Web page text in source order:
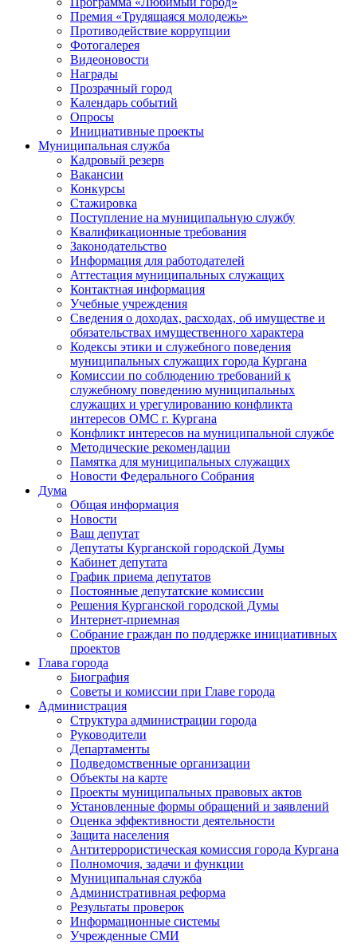
Премия «Трудящаяся молодежь»
Противодействие коррупции
Фотогалерея
Видеоновости
Награды
Прозрачный город
Календарь событий
Опросы
Инициативные проекты
Муниципальная служба
Кадровый резерв
Вакансии
Конкурсы
Стажировка
Поступление на муниципальную службу
Квалификационные требования
Законодательство
Информация для работодателей
Аттестация муниципальных служащих
Контактная информация
Учебные учреждения
Сведения о доходах, расходах, об имуществе и
обязательствах имущественного характера
Кодексы этики и служебного поведения
муниципальных служащих города Кургана
Комиссии по соблюдению требований к
служебному поведению муниципальных
служащих и урегулированию конфликта
интересов ОМС г. Кургана
Конфликт интересов на муниципальной службе
Методические рекомендации
Памятка для муниципальных служащих
Новости Федерального Cобрания
Дума
Общая информация
Новости
Ваш депутат
Депутаты Курганской городской Думы
Кабинет депутата
График приема депутатов
Постоянные депутатские комиссии
Решения Курганской городской Думы
Интернет-приемная
Собрание граждан по поддержке инициативных
проектов
Глава города
Биография
Советы и комиссии при Главе города
Администрация
Структура администрации города
Руководители
Департаменты
Подведомственные организации
Объекты на карте
Проекты муниципальных правовых актов
Установленные формы обращений и заявлений
Оценка эффективности деятельности
Защита населения
Антитеррористическая комиссия города Кургана
Полномочия, задачи и функции
Муниципальная служба
Административная реформа
Результаты проверок
Информационные системы
Учрежденные СМИ